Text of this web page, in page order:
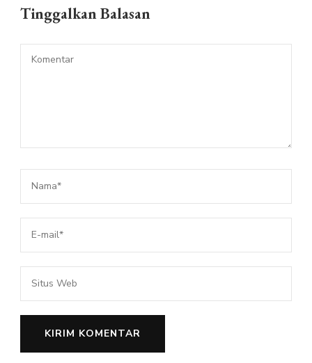
Tinggalkan Balasan